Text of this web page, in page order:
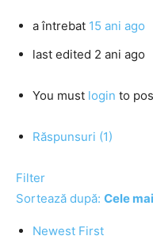
a întrebat 15 ani ago
last edited 2 ani ago
You must login to
Răspunsuri (1)
Filter
Sortează după: Cele
Newest First